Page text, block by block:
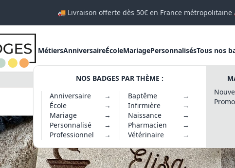
🚚 Livraison offerte dès 50€ en France métropolitaine
MétiersAnniversaireÉcoleMariagePersonnalisésTous nos
NOS BADGES PAR THÈME :
Anniversaire
→ Baptême
→
École
→ Infirmière
→
Mariage
→ Naissance
→
Personnalisé
→ Pharmacien
→
Professionnel
→ Vétérinaire →